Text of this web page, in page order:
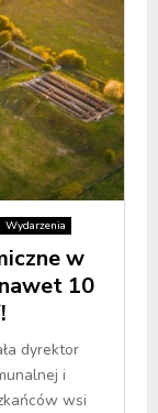
Wydarzenia
w
10
dyrektor
i
wsi